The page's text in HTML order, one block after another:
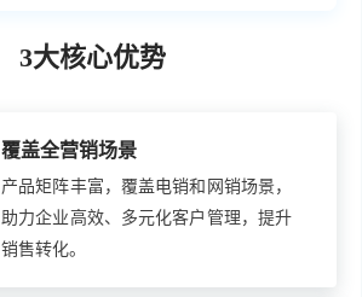
3大核心优势
覆盖全营销场景
产品矩阵丰富，覆盖电销和网销场景，
助力企业高效、多元化客户管理，提升
销售转化。